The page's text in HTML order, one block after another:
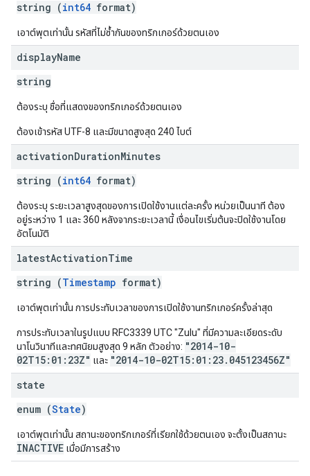
string (int64 format)
เอาต์พุตเท่านั้น รหัสที่ไม่ซ้ำกันของทริกเกอร์ด้วยตนเอง
displayName
string
ต้องระบุ ชื่อที่แสดงของทริกเกอร์ด้วยตนเอง
ต้องเข้ารหัส UTF-8 และมีขนาดสูงสุด 240 ไบต์
activationDurationMinutes
string (int64 format)
ต้องระบุ ระยะเวลาสูงสุดของการเปิดใช้งานแต่ละครั้ง หน่วยเป็นนาที ต้อง
อยู่ระหว่าง 1 และ 360 หลังจากระยะเวลานี้ เงื่อนไขเริ่มต้นจะปิดใช้งานโดย
อัตโนมัติ
latestActivationTime
string (Timestamp format)
เอาต์พุตเท่านั้น การประทับเวลาของการเปิดใช้งานทริกเกอร์ครั้งล่าสุด
การประทับเวลาในรูปแบบ RFC3339 UTC "Zulu" ที่มีความละเอียดระดับ
นาโนวินาทีและทศนิยมสูงสุด 9 หลัก ตัวอย่าง: "2014-10-
02T15:01:23Z" และ "2014-10-02T15:01:23.045123456Z"
state
enum (State)
เอาต์พุตเท่านั้น สถานะของทริกเกอร์ที่เรียกใช้ด้วยตนเอง จะตั้งเป็นสถานะ
INACTIVE เมื่อมีการสร้าง